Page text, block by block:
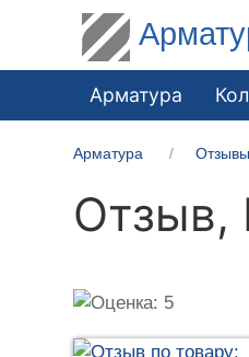
Арматура
Арматура Отзывы
Отзыв,